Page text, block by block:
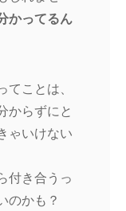
かってるん
てことは、
からずにと
ゃいけない
付き合うっ
のかも？